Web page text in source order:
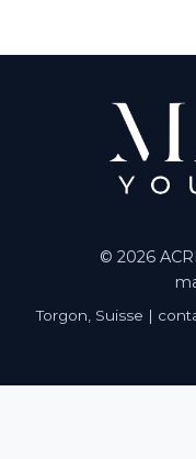
© 2026
Torgon, Suisse |